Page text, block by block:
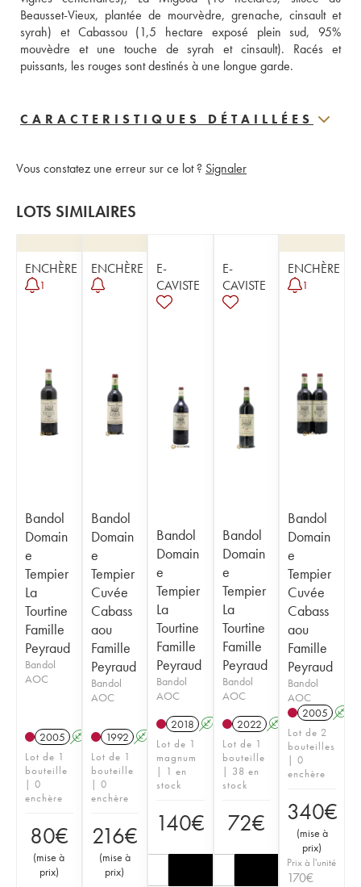
Beausset-Vieux, plantée de mourvèdre, grenache, cinsault et
syrah) et Cabassou (1,5 hectare exposé plein sud, 95%
mouvèdre et une touche de syrah et cinsault). Racés et
puissants, les rouges sont destinés à une longue garde.
CARACTERISTIQUES DÉTAILLÉES
Vous constatez une erreur sur ce lot ? Signaler
LOTS SIMILAIRES
ENCHÈRE
1
Bandol
Domain
e
Tempier
La
Tourtine
Famille
Peyraud
Bandol
AOC
2005 A
Lot de 1
bouteille
| 0
enchère
80€
(mise à
prix)
ENCHÈRE
Bandol
Domain
e
Tempier
Cuvée
Cabass
aou
Famille
Peyraud
Bandol
AOC
1992 A
Lot de 1
bouteille
| 0
enchère
216€
(mise à
prix)
E-
CAVISTE
Bandol
Domain
e
Tempier
La
Tourtine
Famille
Peyraud
Bandol
AOC
2018 A
Lot de 1
magnum
| 1 en
stock
140€
E-
CAVISTE
Bandol
Domain
e
Tempier
La
Tourtine
Famille
Peyraud
Bandol
AOC
2022 A
Lot de 1
bouteille
| 38 en
stock
72€
ENCHÈRE
1
Bandol
Domain
e
Tempier
Cuvée
Cabass
aou
Famille
Peyraud
Bandol
AOC
2005 A
Lot de 2
bouteilles
| 0
enchère
340€
(mise à
prix)
Prix à l'unité
170€